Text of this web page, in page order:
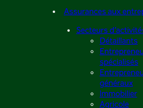
Assurances aux
Secteurs
Détaillants
spécialisés
généraux
Immobilier
Agricole